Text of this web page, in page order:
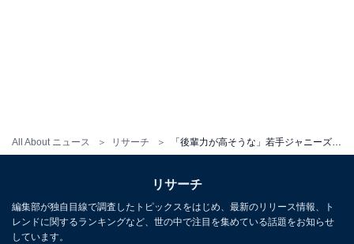
All About ニュース リサーチ 「後輩力が高そうな」若手ジャニーズランキング！ 3位「山田涼介」を抑えたTOP2は？
リサーチ
編集部が独自目線で調査したトピックスをはじめ、最新のリリース情報、ト
レンドに関するランキングなど、世の中で注目を集めている話題をお知らせ
しています。